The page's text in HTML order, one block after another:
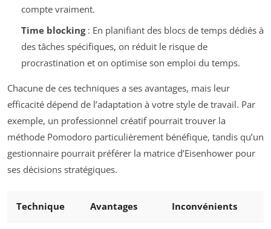
compte vraiment.
Time blocking: En planifiant des blocs de temps dédiés à
des tâches spécifiques, on réduit le risque de
procrastination et on optimise son emploi du temps.
Chacune de ces techniques a ses avantages, mais leur
efficacité dépend de l’adaptation à votre style de travail. Par
exemple, un professionnel créatif pourrait trouver la
méthode Pomodoro particulièrement bénéfique, tandis qu’un
gestionnaire pourrait préférer la matrice d’Eisenhower pour
ses décisions stratégiques.
Technique Avantages Inconvénients